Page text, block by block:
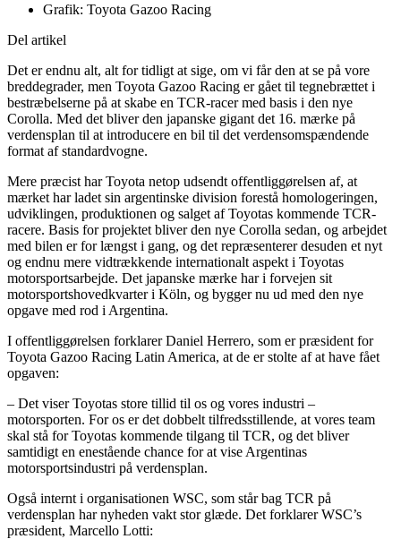
Grafik: Toyota Gazoo Racing
Del artikel
Det er endnu alt, alt for tidligt at sige, om vi får den at se på vore
breddegrader, men Toyota Gazoo Racing er gået til tegnebrættet i
bestræbelserne på at skabe en TCR-racer med basis i den nye
Corolla. Med det bliver den japanske gigant det 16. mærke på
verdensplan til at introducere en bil til det verdensomspændende
format af standardvogne.
Mere præcist har Toyota netop udsendt offentliggørelsen af, at
mærket har ladet sin argentinske division forestå homologeringen,
udviklingen, produktionen og salget af Toyotas kommende TCR-
racere. Basis for projektet bliver den nye Corolla sedan, og arbejdet
med bilen er for længst i gang, og det repræsenterer desuden et nyt
og endnu mere vidtrækkende internationalt aspekt i Toyotas
motorsportsarbejde. Det japanske mærke har i forvejen sit
motorsportshovedkvarter i Köln, og bygger nu ud med den nye
opgave med rod i Argentina.
I offentliggørelsen forklarer Daniel Herrero, som er præsident for
Toyota Gazoo Racing Latin America, at de er stolte af at have fået
opgaven:
– Det viser Toyotas store tillid til os og vores industri –
motorsporten. For os er det dobbelt tilfredsstillende, at vores team
skal stå for Toyotas kommende tilgang til TCR, og det bliver
samtidigt en enestående chance for at vise Argentinas
motorsportsindustri på verdensplan.
Også internt i organisationen WSC, som står bag TCR på
verdensplan har nyheden vakt stor glæde. Det forklarer WSC’s
præsident, Marcello Lotti: